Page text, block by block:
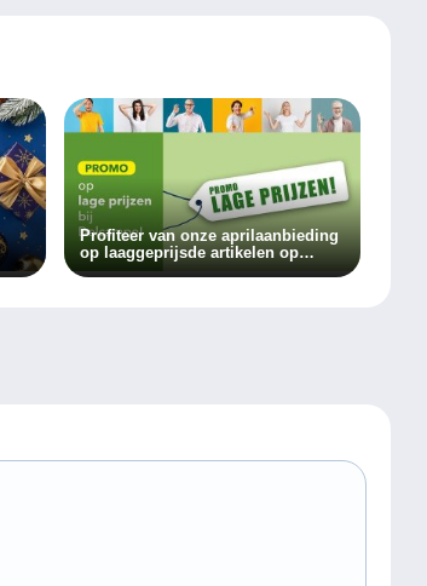
Profiteer van onze aprilaanbieding
op laaggeprijsde artikelen op
Delcampe!